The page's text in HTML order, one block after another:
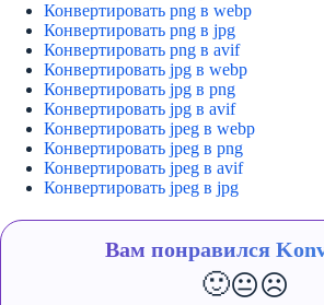
Конвертировать png в webp
Конвертировать png в jpg
Конвертировать png в avif
Конвертировать jpg в webp
Конвертировать jpg в png
Конвертировать jpg в avif
Конвертировать jpeg в webp
Конвертировать jpeg в png
Конвертировать jpeg в avif
Конвертировать jpeg в jpg
Вам понравился
🙂😐☹️